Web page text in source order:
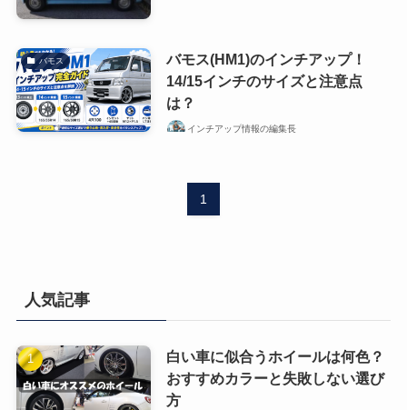
バモス
バモス(HM1)のインチアップ！
14/15インチのサイズと注意点
は？
インチアップ情報の編集長
1
人気記事
白い車に似合うホイールは何色？
おすすめカラーと失敗しない選び
方